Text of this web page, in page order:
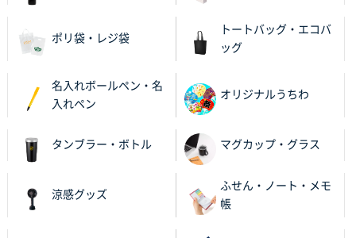
ポリ袋・レジ袋
トートバッグ・エコバ
ッグ
名入れボールペン・名
入れペン
オリジナルうちわ
タンブラー・ボトル マグカップ・グラス
涼感グッズ
ふせん・ノート・メモ
帳